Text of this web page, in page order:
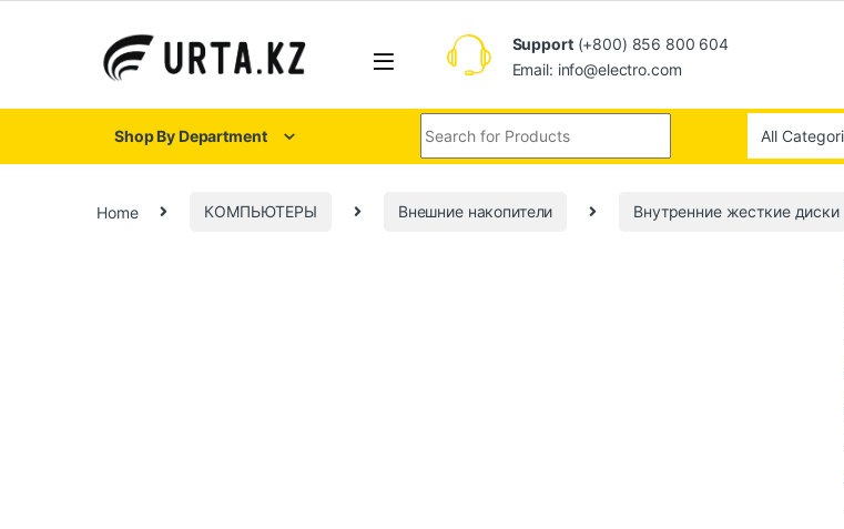
Support(+800) 856 800 604
Email: info@electro.com
Shop By Department
Home КОМПЬЮТЕРЫ Внешние накопители Внутренние жесткие диски